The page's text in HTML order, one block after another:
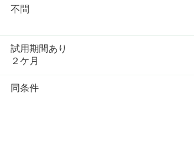
不問
試用期間あり
２ケ月
同条件